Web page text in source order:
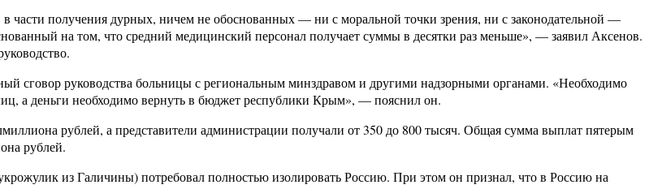
части получения дурных, ничем не обоснованных — ни с моральной точки зрения, ни с законодательной —
на том, что средний медицинский персонал получает суммы в десятки раз меньше», — заявил Аксенов.
сговор руководства больницы с региональным минздравом и другими надзорными органами. «Необходимо
а деньги необходимо вернуть в бюджет республики Крым», — пояснил он.
рублей, а представители администрации получали от 350 до 800 тысяч. Общая сумма выплат пятерым
рублей.
из Галичины) потребовал полностью изолировать Россию. При этом он признал, что в Россию на